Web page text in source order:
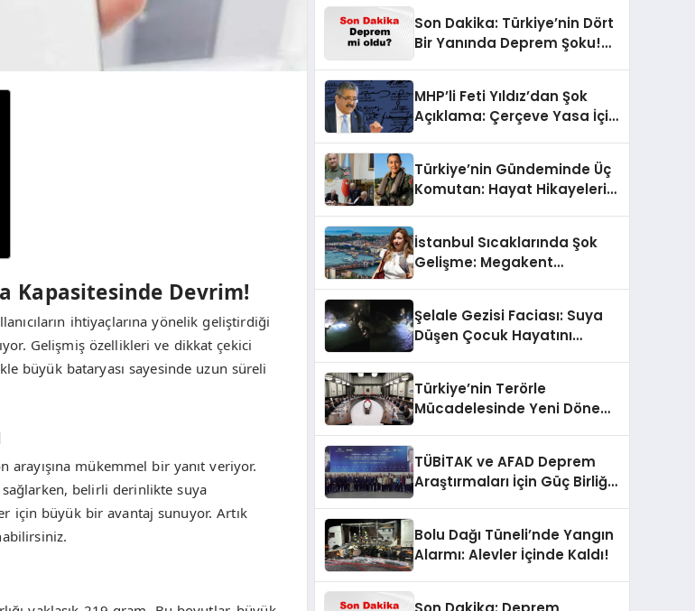
Kapasitesinde Devrim!
ihtiyaçlarına yönelik geliştirdiği
Gelişmiş özellikleri ve dikkat çekici
büyük bataryası sayesinde uzun süreli
arayışına mükemmel bir yanıt veriyor.
belirli derinlikte suya
için büyük bir avantaj sunuyor. Artık
Son Dakika: Türkiye’nin Dört
Bir Yanında Deprem Şoku!
MHP’li Feti Yıldız’dan Şok
Açıklama: Çerçeve Yasa İçin
Türkiye’nin Gündeminde Üç
Komutan: Hayat Hikayeleri
İstanbul Sıcaklarında Şok
Gelişme: Megakent
Şelale Gezisi Faciası: Suya
Düşen Çocuk Hayatını
Türkiye’nin Terörle
Mücadelesinde Yeni Dönem:
TÜBİTAK ve AFAD Deprem
Araştırmaları İçin Güç Birliği
Bolu Dağı Tüneli’nde Yangın
Alarmı: Alevler İçinde Kaldı!